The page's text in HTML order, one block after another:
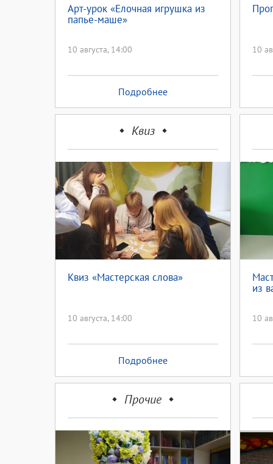
Арт-урок «Елочная игрушка из
папье-маше»
10 августа, 14:00
Подробнее
10
Квиз
Квиз «Мастерская слова»
10 августа, 14:00
Подробнее
из
10
Прочие